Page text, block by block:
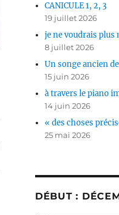
CANICULE 1, 2, 3
19 juillet 2026
je ne voudrais plus
8 juillet 2026
Un songe ancien
15 juin 2026
à travers le piano
14 juin 2026
« des choses
25 mai 2026
DÉBUT :